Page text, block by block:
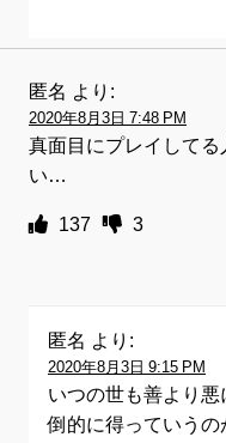
匿名 より:
2020年8月3日 7:48 PM
真面目にプレイして
い…
137 3
匿名 より:
2020年8月3日 9:15 PM
いつの世も善より
倒的に得っていうの